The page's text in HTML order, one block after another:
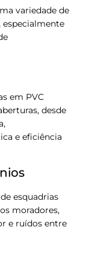
variedade de
especialmente
em PVC
desde
e eficiência
esquadrias
moradores,
e ruídos entre